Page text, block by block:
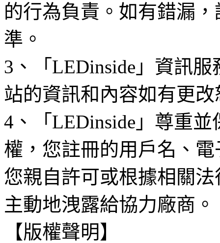
的行為負責。如有錯漏
準。
3、「LEDinside」資訊
站的資訊和內容如有更
4、「LEDinside」尊重
權，您註冊的用戶名、
您親自許可或根據相關
主動地洩露給協力廠商。
【版權聲明】